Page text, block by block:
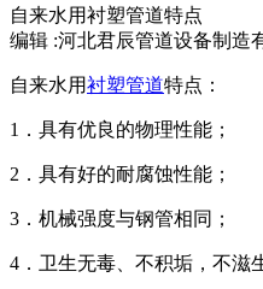
自来水用衬塑管道特点
编辑 :河北君辰管道设备制造
自来水用衬塑管道特点：
1．具有优良的物理性能；
2．具有好的耐腐蚀性能；
3．机械强度与钢管相同；
4．卫生无毒、不积垢，不滋